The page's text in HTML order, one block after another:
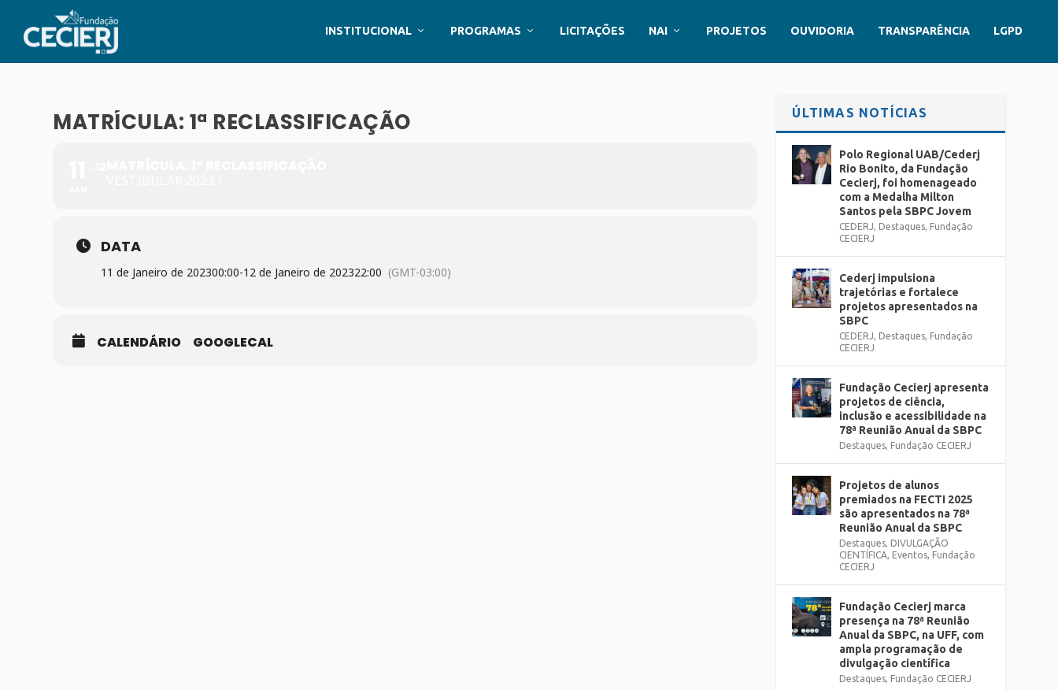
INSTITUCIONAL PROGRAMAS LICITAÇÕES NAI PROJETOS OUVIDORIA TRANSPARÊNCIA LGPD
MATRÍCULA: 1ª RECLASSIFICAÇÃO
DATA
11 de Janeiro de 202300:00-12 de Janeiro de 202322:00 (GMT-03:00)
CALENDÁRIO GOOGLECAL
ÚLTIMAS NOTÍCIAS
Polo Regional UAB/Cederj
Rio Bonito, da Fundação
Cecierj, foi homenageado
com a Medalha Milton
Santos pela SBPC Jovem
CEDERJ, Destaques, Fundação
CECIERJ
Cederj impulsiona
trajetórias e fortalece
projetos apresentados na
SBPC
CEDERJ, Destaques, Fundação
CECIERJ
Fundação Cecierj apresenta
projetos de ciência,
inclusão e acessibilidade na
78ª Reunião Anual da SBPC
Destaques, Fundação CECIERJ
Projetos de alunos
premiados na FECTI 2025
são apresentados na 78ª
Reunião Anual da SBPC
Destaques, DIVULGAÇÃO
CIENTÍFICA, Eventos, Fundação
CECIERJ
Fundação Cecierj marca
presença na 78ª Reunião
Anual da SBPC, na UFF, com
ampla programação de
divulgação científica
Destaques, Fundação CECIERJ